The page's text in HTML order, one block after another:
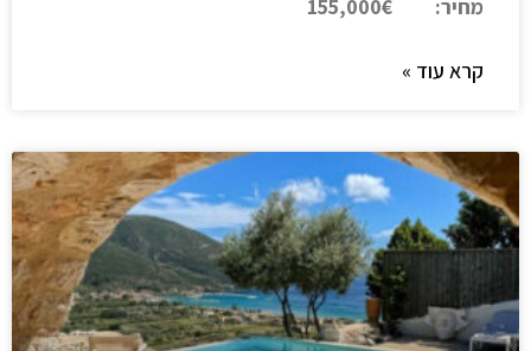
מחיר: 155,000€
קרא עוד »